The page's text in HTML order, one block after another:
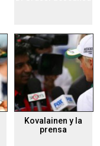
Kovalainen y la
prensa